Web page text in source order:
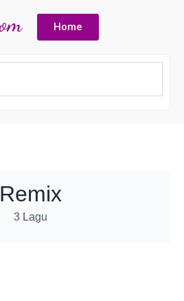
Home
Remix
3 Lagu